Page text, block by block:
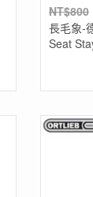
NT$800
長毛象-
Seat